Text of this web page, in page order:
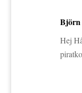
Björn
Hej